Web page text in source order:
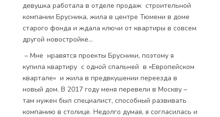
девушка работала в отделе продаж строительной
компании Брусника, жила в центре Тюмени в доме
старого фонда и ждала ключи от квартиры в совсем
другой новостройке…
– Мне нравятся проекты Брусники, поэтому я
купила квартиру с одной спальней в «Европейском
квартале» и жила в предвкушении переезда в
новый дом. В 2017 году меня перевели в Москву ­–
там нужен был специалист, способный развивать
компанию в столице. Недолго думая, я согласилась и